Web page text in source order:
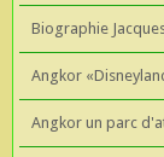
Biographie
Angkor
Angkor un parc